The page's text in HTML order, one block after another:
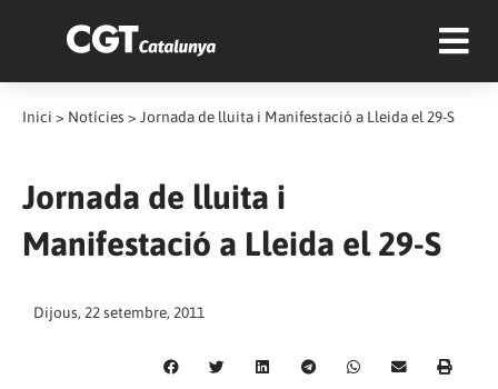
Inici > Notícies > Jornada de lluita i Manifestació a Lleida el 29-S
Jornada de lluita i
Manifestació a Lleida el 29-S
Dijous, 22 setembre, 2011